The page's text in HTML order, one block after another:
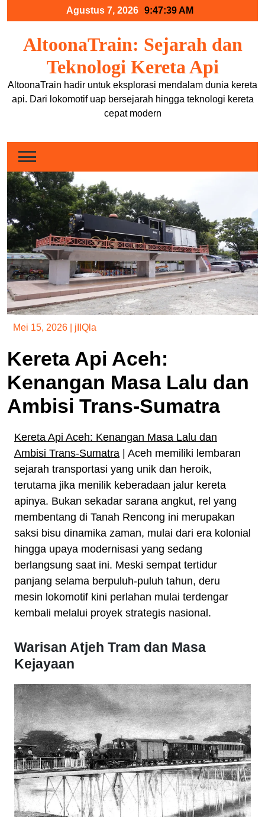
Agustus 7, 2026 9:47:39 AM
AltoonaTrain: Sejarah dan
Teknologi Kereta Api
AltoonaTrain hadir untuk eksplorasi mendalam dunia kereta
api. Dari lokomotif uap bersejarah hingga teknologi kereta
cepat modern
Mei 15, 2026 jIIQla
Kereta Api Aceh:
Kenangan Masa Lalu dan
Ambisi Trans-Sumatra
Kereta Api Aceh: Kenangan Masa Lalu dan
Ambisi Trans-Sumatra | Aceh memiliki lembaran
sejarah transportasi yang unik dan heroik,
terutama jika menilik keberadaan jalur kereta
apinya. Bukan sekadar sarana angkut, rel yang
membentang di Tanah Rencong ini merupakan
saksi bisu dinamika zaman, mulai dari era kolonial
hingga upaya modernisasi yang sedang
berlangsung saat ini. Meski sempat tertidur
panjang selama berpuluh-puluh tahun, deru
mesin lokomotif kini perlahan mulai terdengar
kembali melalui proyek strategis nasional.
Warisan Atjeh Tram dan Masa
Kejayaan